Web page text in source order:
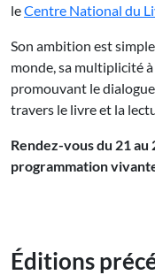
leCentre National du
Son ambition est
monde, sa multiplicité
promouvant le
travers le livre et la
Rendez-vous du 21
programmation
Éditions